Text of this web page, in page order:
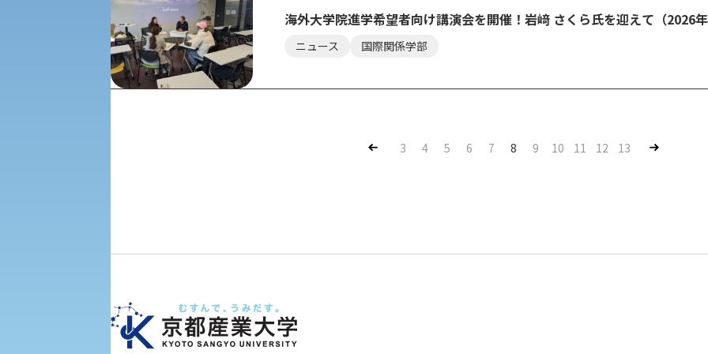
入学試験要項・出願書類
障害学生教育支援センター
植物科学研究センター
の方へ 学外機関向け
海外大学院進学希望者向け講演会を開催！岩﨑 さくら氏を迎えて（2026年
ニュース 国際関係学部
Pre 3 4 5 6 7 8 9 10 11 12 13 Nex